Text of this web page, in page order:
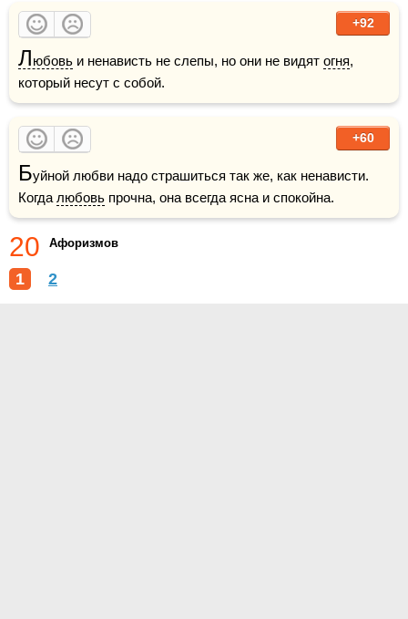
+92
Любовь и ненависть не слепы, но они не видят огня,
который несут с собой.
+60
Буйной любви надо страшиться так же, как ненависти.
Когда любовь прочна, она всегда ясна и спокойна.
20 Афоризмов
1 2